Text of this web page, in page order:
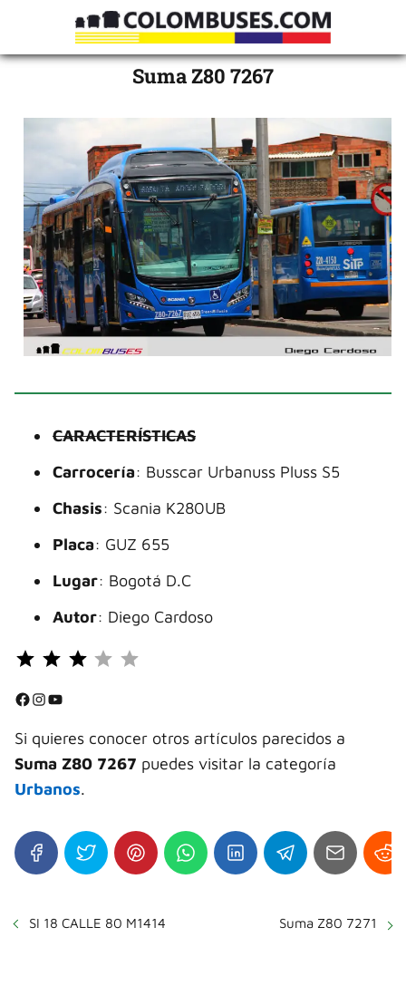
Suma Z80 7267
CARACTERÍSTICAS
Carrocería: Busscar Urbanuss Pluss S5
Chasis: Scania K280UB
Placa: GUZ 655
Lugar: Bogotá D.C
Autor: Diego Cardoso
⭐
⭐
Facebook InstagramYouTube
Si quieres conocer otros artículos parecidos a
Suma Z80 7267 puedes visitar la categoría
Urbanos.
SI 18 CALLE 80 M1414 Suma Z80 7271